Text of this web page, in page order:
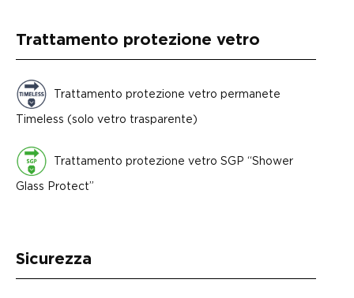
Trattamento protezione vetro
Trattamento protezione vetro permanete
Timeless (solo vetro trasparente)
Trattamento protezione vetro SGP “Shower
Glass Protect”
Sicurezza